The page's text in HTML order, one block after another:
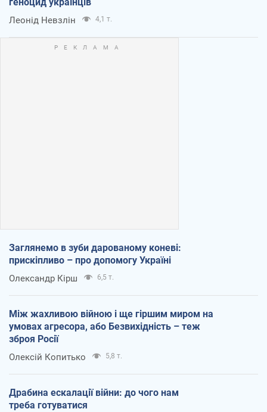
геноцид українців
Леонід Невзлін 4,1 т.
Заглянемо в зуби дарованому коневі:
прискіпливо – про допомогу Україні
Олександр Кірш 6,5 т.
Між жахливою війною і ще гіршим миром на
умовах агресора, або Безвихідність – теж
зброя Росії
Олексій Копитько 5,8 т.
Драбина ескалації війни: до чого нам
треба готуватися